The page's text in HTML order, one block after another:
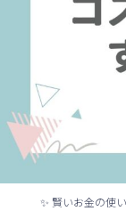
✨ 賢いお金の使